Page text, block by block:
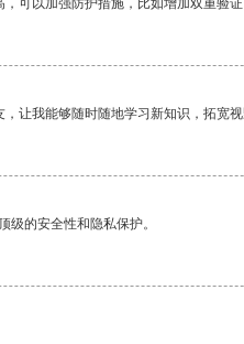
可以加强防护措施，比如增加双重验
让我能够随时随地学习新知识，拓宽
级的安全性和隐私保护。